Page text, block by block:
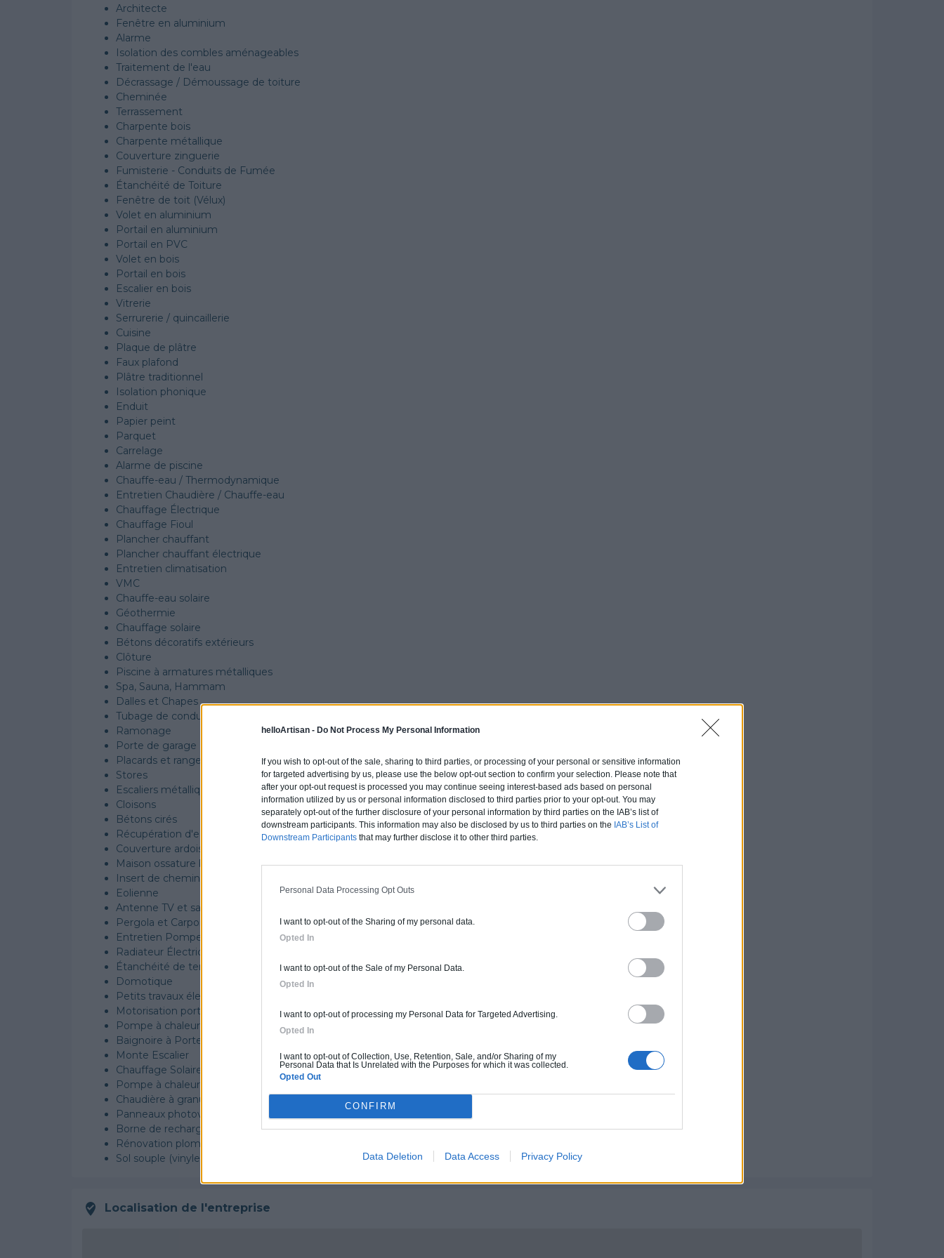
helloArtisan - Do Not Process My Personal Information
If you wish to opt-out of the sale, sharing to third parties, or processing of your personal or sensitive information
for targeted advertising by us, please use the below opt-out section to confirm your selection. Please note that
after your opt-out request is processed you may continue seeing interest-based ads based on personal
information utilized by us or personal information disclosed to third parties prior to your opt-out. You may
separately opt-out of the further disclosure of your personal information by third parties on the IAB’s list of
downstream participants. This information may also be disclosed by us to third parties on the IAB’s List of
Downstream Participants that may further disclose it to other third parties.
Personal Data Processing Opt Outs
I want to opt-out of the Sharing of my personal data.
Opted In
I want to opt-out of the Sale of my Personal Data.
Opted In
I want to opt-out of processing my Personal Data for Targeted Advertising.
Opted In
I want to opt-out of Collection, Use, Retention, Sale, and/or Sharing of my
Personal Data that Is Unrelated with the Purposes for which it was collected.
Opted Out
CONFIRM
Data Deletion Data Access Privacy Policy
Architecte
Fenêtre en aluminium
Alarme
Isolation des combles aménageables
Traitement de l'eau
Décrassage / Démoussage de toiture
Cheminée
Terrassement
Charpente bois
Charpente métallique
Couverture zinguerie
Fumisterie - Conduits de Fumée
Étanchéité de Toiture
Fenêtre de toit (Vélux)
Volet en aluminium
Portail en aluminium
Portail en PVC
Volet en bois
Portail en bois
Escalier en bois
Vitrerie
Serrurerie / quincaillerie
Cuisine
Plaque de plâtre
Faux plafond
Plâtre traditionnel
Isolation phonique
Enduit
Papier peint
Parquet
Carrelage
Alarme de piscine
Chauffe-eau / Thermodynamique
Entretien Chaudière / Chauffe-eau
Chauffage Électrique
Chauffage Fioul
Plancher chauffant
Plancher chauffant électrique
Entretien climatisation
VMC
Chauffe-eau solaire
Géothermie
Chauffage solaire
Bétons décoratifs extérieurs
Clôture
Piscine à armatures métalliques
Spa, Sauna, Hammam
Dalles et Chapes
Tubage de conduits de cheminées
Ramonage
Porte de garage
Placards et rangements sur mesure
Stores
Escaliers métalliques
Cloisons
Bétons cirés
Récupération d'eaux pluviales
Couverture ardoise
Maison ossature bois
Insert de cheminée
Eolienne
Antenne TV et satellite
Pergola et Carport
Entretien Pompe à Chaleur
Radiateur Électrique
Étanchéité de terrasse
Domotique
Petits travaux électriques
Motorisation portes, portails, volets
Pompe à chaleur pour piscine
Baignoire à Porte
Monte Escalier
Chauffage Solaire Piscine
Pompe à chaleur eau-eau
Chaudière à granulés
Panneaux photovoltaïques
Borne de recharge
Rénovation plomberie
Sol souple (vinyle, lino, dalles PVC, etc)
Localisation de l'entreprise